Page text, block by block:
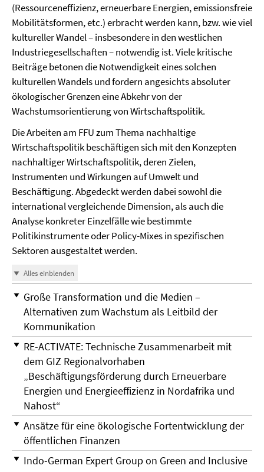
(Ressourceneffizienz, erneuerbare Energien, emissionsfreie
Mobilitätsformen, etc.) erbracht werden kann, bzw. wie viel
kultureller Wandel – insbesondere in den westlichen
Industriegesellschaften – notwendig ist. Viele kritische
Beiträge betonen die Notwendigkeit eines solchen
kulturellen Wandels und fordern angesichts absoluter
ökologischer Grenzen eine Abkehr von der
Wachstumsorientierung von Wirtschaftspolitik.
Die Arbeiten am FFU zum Thema nachhaltige
Wirtschaftspolitik beschäftigen sich mit den Konzepten
nachhaltiger Wirtschaftspolitik, deren Zielen,
Instrumenten und Wirkungen auf Umwelt und
Beschäftigung. Abgedeckt werden dabei sowohl die
international vergleichende Dimension, als auch die
Analyse konkreter Einzelfälle wie bestimmte
Politikinstrumente oder Policy-Mixes in spezifischen
Sektoren ausgestaltet werden.
Alles einblenden
Große Transformation und die Medien –
Alternativen zum Wachstum als Leitbild der
Kommunikation
RE-ACTIVATE: Technische Zusammenarbeit mit
dem GIZ Regionalvorhaben
„Beschäftigungsförderung durch Erneuerbare
Energien und Energieeffizienz in Nordafrika und
Nahost“
Ansätze für eine ökologische Fortentwicklung der
öffentlichen Finanzen
Indo-German Expert Group on Green and Inclusive